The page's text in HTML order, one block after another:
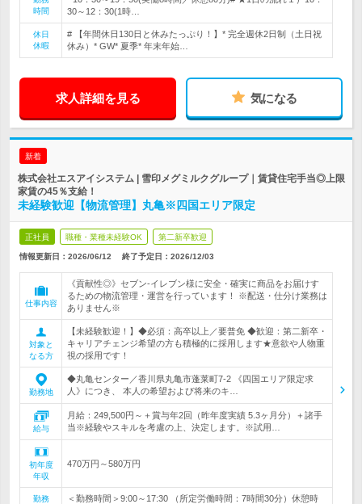
時間
30～12：30(1時…
休日
休暇
# 【年間休日130日と休みたっぷり！】* 完全週休2日制（土日祝
休み）* GW* 夏季* 年末年始…
求人詳細を見る 気になる
新着
株式会社エスアイシステム | 雪印メグミルクグループ｜賃貸住宅手当◎上限
家賃の45％支給！
未経験歓迎【物流管理】丸亀※四国エリア限定
正社員 職種・業種未経験OK 第二新卒歓迎
情報更新日：2026/06/12 終了予定日： 2026/12/03
仕事内容
《貢献性◎》セブン‐イレブン様に安全・確実に商品をお届けす
るための物流管理・運営を行っています！ ※配送・仕分け業務は
ありません※
対象と
なる方
【未経験歓迎！】◆必須：高卒以上／要普免 ◆歓迎：第二新卒・
キャリアチェンジ希望の方も積極的に採用します★意欲や人物重
視の採用です！
勤務地
◆丸亀センター／香川県丸亀市蓬莱町7-2 《四国エリア限定求
人》につき、 本人の希望および将来のキ…
給与
月給：249,500円～＋賞与年2回（昨年度実績 5.3ヶ月分）＋諸手
当※経験やスキルを考慮の上、決定します。※試用…
初年度
年収
470万円～580万円
勤務
＜勤務時間＞9:00～17:30 （所定労働時間：7時間30分）休憩時